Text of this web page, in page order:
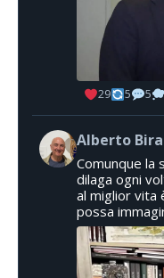
29 5 5
Alberto
Comunque la
dilaga ogni
al miglior vita
possa